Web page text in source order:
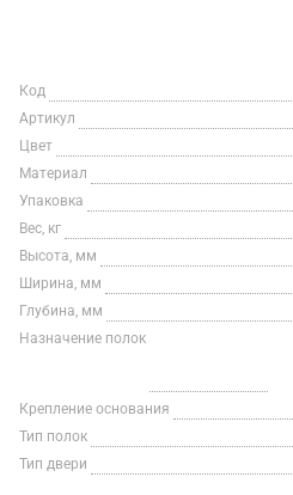
Код
Артикул
Цвет
Материал
Упаковка
Вес, кг
Высота, мм
Ширина, мм
Глубина, мм
Назначение полок
Крепление основания
Тип полок
Тип двери